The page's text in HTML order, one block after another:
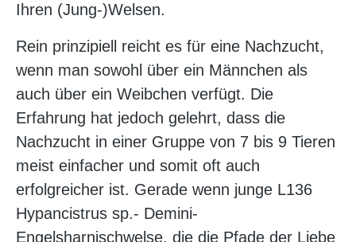
Ihren (Jung-)Welsen.
Rein prinzipiell reicht es für eine Nachzucht,
wenn man sowohl über ein Männchen als
auch über ein Weibchen verfügt. Die
Erfahrung hat jedoch gelehrt, dass die
Nachzucht in einer Gruppe von 7 bis 9 Tieren
meist einfacher und somit oft auch
erfolgreicher ist. Gerade wenn junge L136
Hypancistrus sp.- Demini-
Engelsharnischwelse, die die Pfade der Liebe